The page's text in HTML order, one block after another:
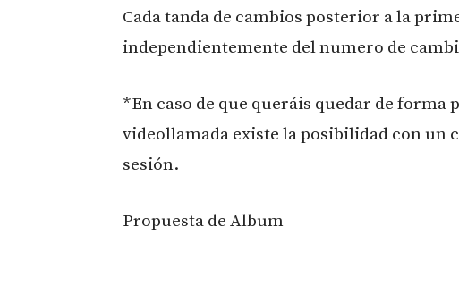
Cada tanda de cambios posterior a la
independientemente del numero de
*En caso de que queráis quedar de forma
videollamada existe la posibilidad con un
sesión.
Propuesta de Album